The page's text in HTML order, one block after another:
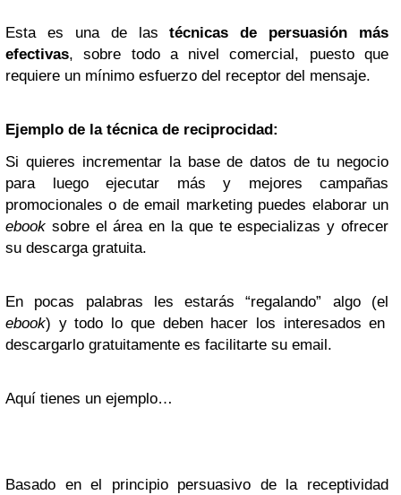
Esta es una de lastécnicas de persuasión más
efectivas, sobre todo a nivel comercial, puesto que
requiere un mínimo esfuerzo del receptor del mensaje.
Ejemplo de la técnica de reciprocidad:
Si quieres incrementar la base de datos de tu negocio
para luego ejecutar más y mejores campañas
promocionales o de email marketing puedes elaborar un
ebook sobre el área en la que te especializas y ofrecer
su descarga gratuita.
En pocas palabras les estarás “regalando” algo (el
ebook) y todo lo que deben hacer los interesados en
descargarlo gratuitamente es facilitarte su email.
Aquí tienes un ejemplo…
Basado en el principio persuasivo de la receptividad